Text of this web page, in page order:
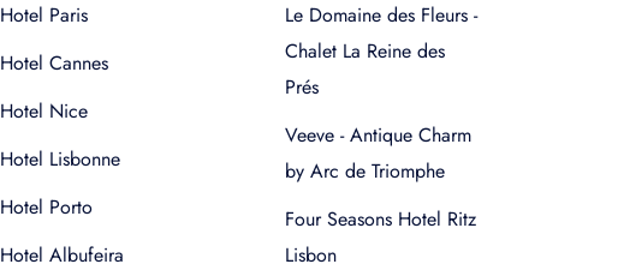
Hotel Paris
Hotel Cannes
Hotel Nice
Hotel Lisbonne
Hotel Porto
Hotel Albufeira
Le Domaine des Fleurs -
Chalet La Reine des
Prés
Veeve - Antique Charm
by Arc de Triomphe
Four Seasons Hotel Ritz
Lisbon